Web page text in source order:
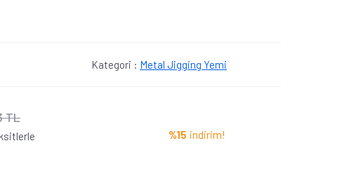
Kategori : Metal Jigging Yemi
TL
%15 indirim!